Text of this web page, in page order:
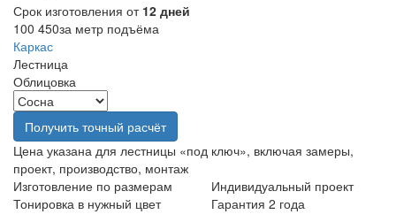
Срок изготовления от 12 дней
100 450за метр подъёма
Каркас
Лестница
Облицовка
Получить точный расчёт
Цена указана для лестницы «под ключ», включая замеры,
проект, производство, монтаж
Изготовление по размерам
Индивидуальный проект
Тонировка в нужный цвет
Гарантия 2 года